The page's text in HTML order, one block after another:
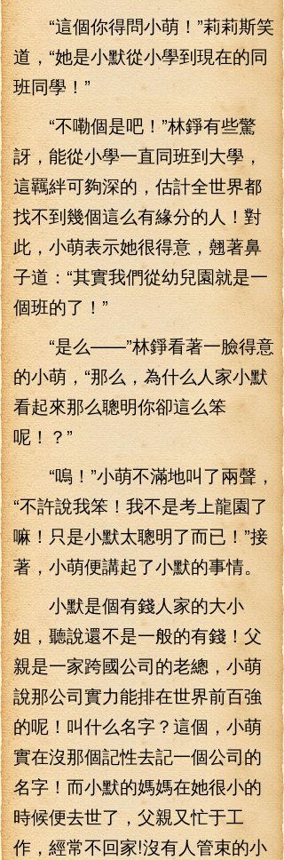
“這個你得問小萌！”莉莉斯笑
道，“她是小默從小學到現在的同
班同學！”
“不嘞個是吧！”林錚有些驚
訝，能從小學一直同班到大學，
這羈絆可夠深的，估計全世界都
找不到幾個這么有緣分的人！對
此，小萌表示她很得意，翹著鼻
子道：“其實我們從幼兒園就是一
個班的了！”
“是么——”林錚看著一臉得意
的小萌，“那么，為什么人家小默
看起來那么聰明你卻這么笨
呢！？”
“嗚！”小萌不滿地叫了兩聲，
“不許說我笨！我不是考上龍園了
嘛！只是小默太聰明了而已！”接
著，小萌便講起了小默的事情。
小默是個有錢人家的大小
姐，聽說還不是一般的有錢！父
親是一家跨國公司的老總，小萌
說那公司實力能排在世界前百強
的呢！叫什么名字？這個，小萌
實在沒那個記性去記一個公司的
名字！而小默的媽媽在她很小的
時候便去世了，父親又忙于工
作，經常不回家!沒有人管束的小